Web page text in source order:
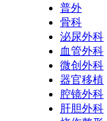
普外
骨科
泌尿外科
血管外科
微创外科
器官移植
腔镜外科
肝胆外科